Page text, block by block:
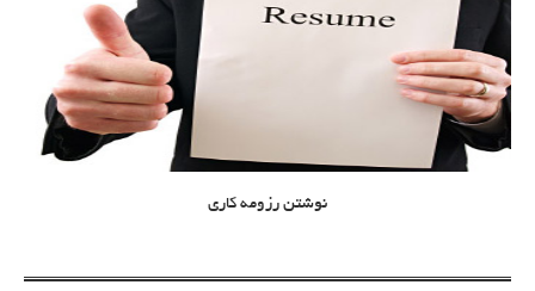
نوشتن رزومه کاری